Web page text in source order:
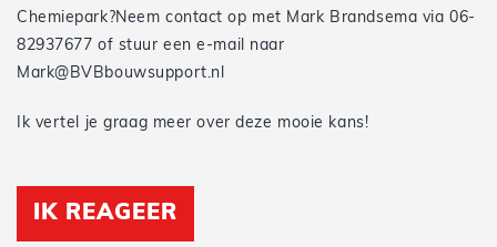
Chemiepark?Neem contact op met Mark Brandsema via 06-
82937677 of stuur een e-mail naar
Mark@BVBbouwsupport.nl
Ik vertel je graag meer over deze mooie kans!
IK REAGEER